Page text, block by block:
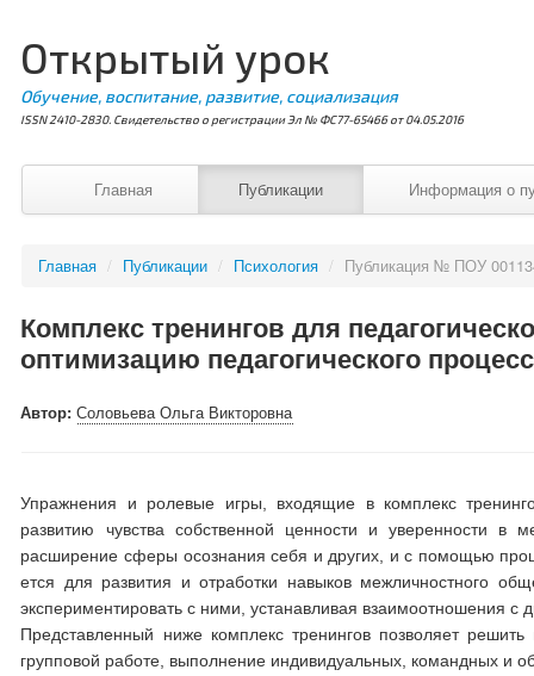
Открытый урок
Обучение, воспитание, развитие, социализация
ISSN 2410-2830. Свидетельство о регистрации Эл № ФС77-65466 от 04.05.2016
Главная Публикации Информация о
Главная / Публикации / Психология / Публикация № ПОУ
Комплекс тренингов для
оптимизацию педагогического
Автор:Соловьева Ольга Викторовна
Упражнения и ролевые игры, входящие в комплекс
развитию чувства собственной ценности и уверенности в
расширение сферы осознания себя и других, и с помощью
ется для развития и отработки навыков меж­личностного
экспериментировать с ними, устанавливая взаимоотношения
Представленный ниже комплекс тренингов позволяет
групповой работе, выполнение индивидуальных, командных и